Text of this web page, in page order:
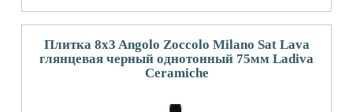
Плитка 8x3 Angolo Zoccolo Milano Sat Lava
глянцевая черный однотонный 75мм Ladiva
Сeramiche